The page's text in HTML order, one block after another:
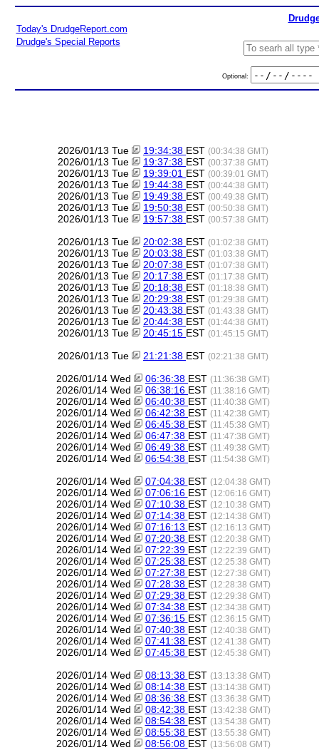
Today's DrudgeReport.com
Drudge's Special Reports
Optional:
2026/01/13 Tue 19:34:38 EST (00:34:38 GMT)
2026/01/13 Tue 19:37:38 EST (00:37:38 GMT)
2026/01/13 Tue 19:39:01 EST (00:39:01 GMT)
2026/01/13 Tue 19:44:38 EST (00:44:38 GMT)
2026/01/13 Tue 19:49:38 EST (00:49:38 GMT)
2026/01/13 Tue 19:50:38 EST (00:50:38 GMT)
2026/01/13 Tue 19:57:38 EST (00:57:38 GMT)
2026/01/13 Tue 20:02:38 EST (01:02:38 GMT)
2026/01/13 Tue 20:03:38 EST (01:03:38 GMT)
2026/01/13 Tue 20:07:38 EST (01:07:38 GMT)
2026/01/13 Tue 20:17:38 EST (01:17:38 GMT)
2026/01/13 Tue 20:18:38 EST (01:18:38 GMT)
2026/01/13 Tue 20:29:38 EST (01:29:38 GMT)
2026/01/13 Tue 20:43:38 EST (01:43:38 GMT)
2026/01/13 Tue 20:44:38 EST (01:44:38 GMT)
2026/01/13 Tue 20:45:15 EST (01:45:15 GMT)
2026/01/13 Tue 21:21:38 EST (02:21:38 GMT)
2026/01/14 Wed 06:36:38 EST (11:36:38 GMT)
2026/01/14 Wed 06:38:16 EST (11:38:16 GMT)
2026/01/14 Wed 06:40:38 EST (11:40:38 GMT)
2026/01/14 Wed 06:42:38 EST (11:42:38 GMT)
2026/01/14 Wed 06:45:38 EST (11:45:38 GMT)
2026/01/14 Wed 06:47:38 EST (11:47:38 GMT)
2026/01/14 Wed 06:49:38 EST (11:49:38 GMT)
2026/01/14 Wed 06:54:38 EST (11:54:38 GMT)
2026/01/14 Wed 07:04:38 EST (12:04:38 GMT)
2026/01/14 Wed 07:06:16 EST (12:06:16 GMT)
2026/01/14 Wed 07:10:38 EST (12:10:38 GMT)
2026/01/14 Wed 07:14:38 EST (12:14:38 GMT)
2026/01/14 Wed 07:16:13 EST (12:16:13 GMT)
2026/01/14 Wed 07:20:38 EST (12:20:38 GMT)
2026/01/14 Wed 07:22:39 EST (12:22:39 GMT)
2026/01/14 Wed 07:25:38 EST (12:25:38 GMT)
2026/01/14 Wed 07:27:38 EST (12:27:38 GMT)
2026/01/14 Wed 07:28:38 EST (12:28:38 GMT)
2026/01/14 Wed 07:29:38 EST (12:29:38 GMT)
2026/01/14 Wed 07:34:38 EST (12:34:38 GMT)
2026/01/14 Wed 07:36:15 EST (12:36:15 GMT)
2026/01/14 Wed 07:40:38 EST (12:40:38 GMT)
2026/01/14 Wed 07:41:38 EST (12:41:38 GMT)
2026/01/14 Wed 07:45:38 EST (12:45:38 GMT)
2026/01/14 Wed 08:13:38 EST (13:13:38 GMT)
2026/01/14 Wed 08:14:38 EST (13:14:38 GMT)
2026/01/14 Wed 08:36:38 EST (13:36:38 GMT)
2026/01/14 Wed 08:42:38 EST (13:42:38 GMT)
2026/01/14 Wed 08:54:38 EST (13:54:38 GMT)
2026/01/14 Wed 08:55:38 EST (13:55:38 GMT)
2026/01/14 Wed 08:56:08 EST (13:56:08 GMT)